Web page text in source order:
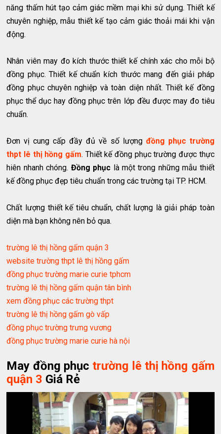
năng thấm hút tạo cảm giác mềm mại khi sử dụng. Thiết kế
chuyên nghiệp, mẫu thiết kế tạo cảm giác thoải mái khi vận
động.
Nhân viên may đo kích thước thiết kế chính xác cho mỗi bộ
đồng phục. Thiết kế chuẩn kích thước mang đến giải pháp
đồng phục chuyên nghiệp và toàn diện nhất. Thiết kế đồng
phục thể dục hay đồng phục trên lớp đều được may đo tiêu
chuẩn.
Đơn vị cung cấp đầy đủ về số lượng đồng phục trường
thpt lê thị hồng gấm. Thiết kế đồng phục trường được thực
hiên nhanh chóng. Đồng phục là một trong những mẫu thiết
kế đồng phục đẹp tiêu chuẩn trong các trường tại TP. HCM.
Chất lượng thiết kế tiêu chuẩn, chất lượng là giải pháp toàn
diện mà bạn không nên bỏ qua.
trường lê thị hồng gấm quận 3
website trường thpt lê thị hồng gấm
đồng phục trường marie curie tphcm
trường lê thị hồng gấm quận tân bình
xem đồng phục các trường thpt
trường lê thị hồng gấm gò vấp
đồng phục trường trưng vương
đồng phục trường marie curie hà nội
May đồng phục trường lê thị hồng gấm
quận 3 Giá Rẻ